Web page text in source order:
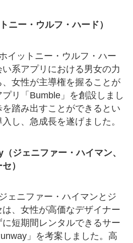
ニー・ウルフ・ハード）
イットニー・ウルフ・ハー
い系アプリにおける男女の力
女性が主導権を握ることが
リ「Bumble」を創設しまし
踏み出すことができるとい
し、急成長を遂げました。
ジェニファー・ハイマン、
）
ェニファー・ハイマンとジ
、女性が高価なデザイナー
に短期間レンタルできるサー
」を考案しました。高